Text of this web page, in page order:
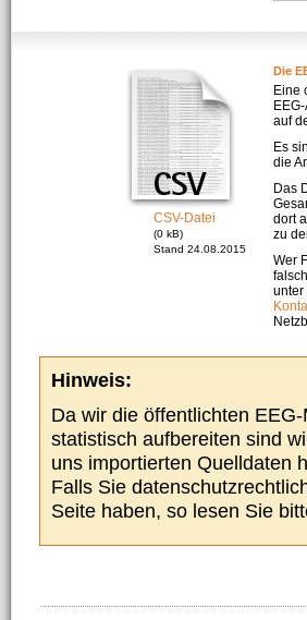
CSV-Datei
(0 kB)
Stand 24.08.2015
Die
Eine
auf
Es
die
Das
dort
zu
Wer
unter
Hinweis:
Da wir die öffentlichten
statistisch aufbereiten sind
uns importierten Quelldaten
Falls Sie
Seite haben, so lesen Sie